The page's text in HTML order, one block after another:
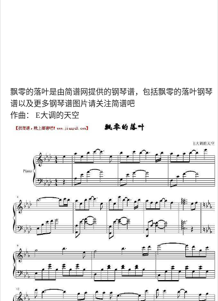
飘零的落叶是由简谱网提供的钢琴谱，包括飘零的落叶钢琴
谱以及更多钢琴谱图片请关注简谱吧
作曲： E大调的天空